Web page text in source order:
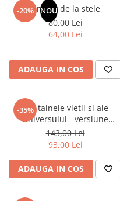
Articole Birotica
Accesorii Arhivare
Instrumente de scris
Seturi birotica
Articole scolare
Caiete si Carnetele scolare
Coperti, Mape, Etichete
Ghiozdane si Penare scolare
-20% NOU
Un dar de la stele
80,00 Lei
64,00 Lei
ADAUGA IN COS
-35%
Din tainele vietii si ale
Universului - versiune
originala din 1939. Volumele I-
III.
143,00 Lei
93,00 Lei
ADAUGA IN COS